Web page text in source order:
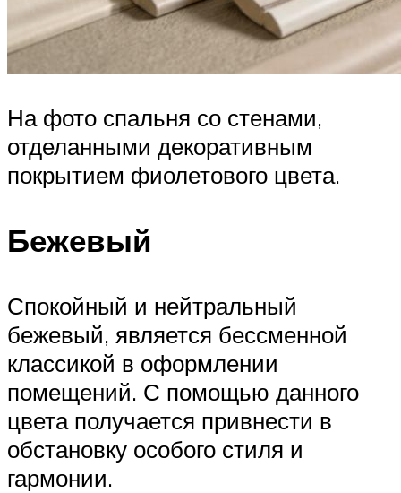
На фото спальня со стенами,
отделанными декоративным
покрытием фиолетового цвета.
Бежевый
Спокойный и нейтральный
бежевый, является бессменной
классикой в оформлении
помещений. С помощью данного
цвета получается привнести в
обстановку особого стиля и
гармонии.